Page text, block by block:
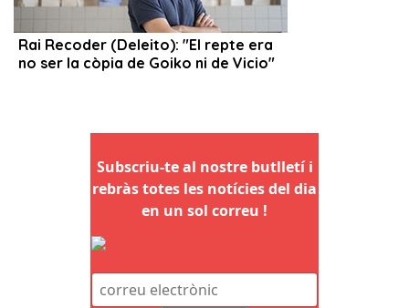
Subscriu-te al nostre butlletí i
rebràs totes les notícies del dia
en un sol correu !